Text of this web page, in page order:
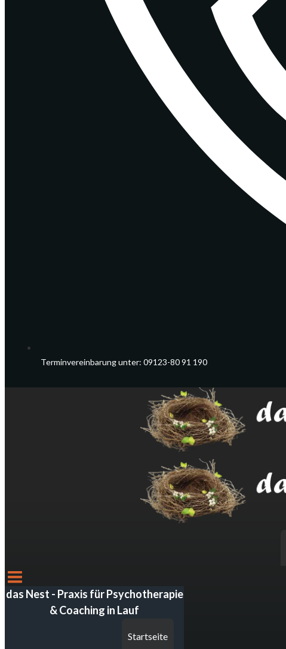
Terminvereinbarung unter: 09123-80 91 190
das Nest - Praxis für Psychotherapie
& Coaching in Lauf
Startseite